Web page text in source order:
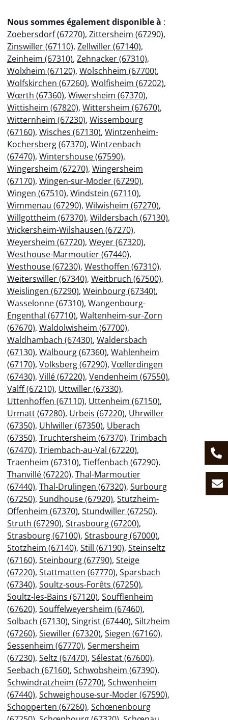
Nous sommes également disponible à :
Zoebersdorf (67270), Zittersheim (67290),
Zinswiller (67110), Zellwiller (67140),
Zeinheim (67310), Zehnacker (67310),
Wolxheim (67120), Wolschheim (67700),
Wolfskirchen (67260), Wolfisheim (67202),
Wœrth (67360), Wiwersheim (67370),
Wittisheim (67820), Wittersheim (67670),
Witternheim (67230), Wissembourg
(67160), Wisches (67130), Wintzenheim-
Kochersberg (67370), Wintzenbach
(67470), Wintershouse (67590),
Wingersheim (67270), Wingersheim
(67170), Wingen-sur-Moder (67290),
Wingen (67510), Windstein (67110),
Wimmenau (67290), Wilwisheim (67270),
Willgottheim (67370), Wildersbach (67130),
Wickersheim-Wilshausen (67270),
Weyersheim (67720), Weyer (67320),
Westhouse-Marmoutier (67440),
Westhouse (67230), Westhoffen (67310),
Weiterswiller (67340), Weitbruch (67500),
Weislingen (67290), Weinbourg (67340),
Wasselonne (67310), Wangenbourg-
Engenthal (67710), Waltenheim-sur-Zorn
(67670), Waldolwisheim (67700),
Waldhambach (67430), Waldersbach
(67130), Walbourg (67360), Wahlenheim
(67170), Volksberg (67290), Vœllerdingen
(67430), Villé (67220), Vendenheim (67550),
Valff (67210), Uttwiller (67330),
Uttenhoffen (67110), Uttenheim (67150),
Urmatt (67280), Urbeis (67220), Uhrwiller
(67350), Uhlwiller (67350), Uberach
(67350), Truchtersheim (67370), Trimbach
(67470), Triembach-au-Val (67220),
Traenheim (67310), Tieffenbach (67290),
Thanvillé (67220), Thal-Marmoutier
(67440), Thal-Drulingen (67320), Surbourg
(67250), Sundhouse (67920), Stutzheim-
Offenheim (67370), Stundwiller (67250),
Struth (67290), Strasbourg (67200),
Strasbourg (67100), Strasbourg (67000),
Stotzheim (67140), Still (67190), Steinseltz
(67160), Steinbourg (67790), Steige
(67220), Stattmatten (67770), Sparsbach
(67340), Soultz-sous-Forêts (67250),
Soultz-les-Bains (67120), Soufflenheim
(67620), Souffelweyersheim (67460),
Solbach (67130), Singrist (67440), Siltzheim
(67260), Siewiller (67320), Siegen (67160),
Sessenheim (67770), Sermersheim
(67230), Seltz (67470), Sélestat (67600),
Seebach (67160), Schwobsheim (67390),
Schwindratzheim (67270), Schwenheim
(67440), Schweighouse-sur-Moder (67590),
Schopperten (67260), Schœnenbourg